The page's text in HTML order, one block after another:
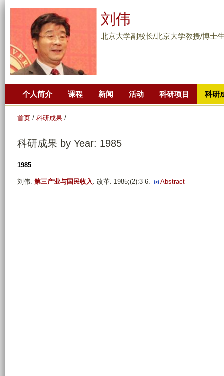
到
主
要
刘伟
北京大学副校长/北京大学教授/博士
个人简介 课程 新闻 活动 科研项目 科研
首页 / 科研成果 /
科研成果 by Year: 1985
1985
刘伟. 第三产业与国民收入. 改革. 1985;(2):3-6. Abstract